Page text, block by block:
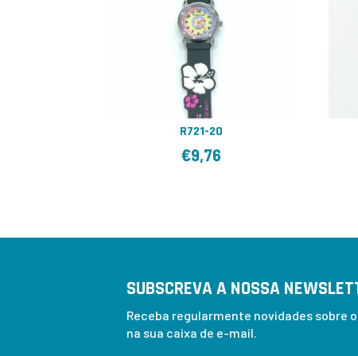
R721-20
€9,76
SUBSCREVA A NOSSA
Receba regularmente novidades sobre
na sua caixa de e-mail.